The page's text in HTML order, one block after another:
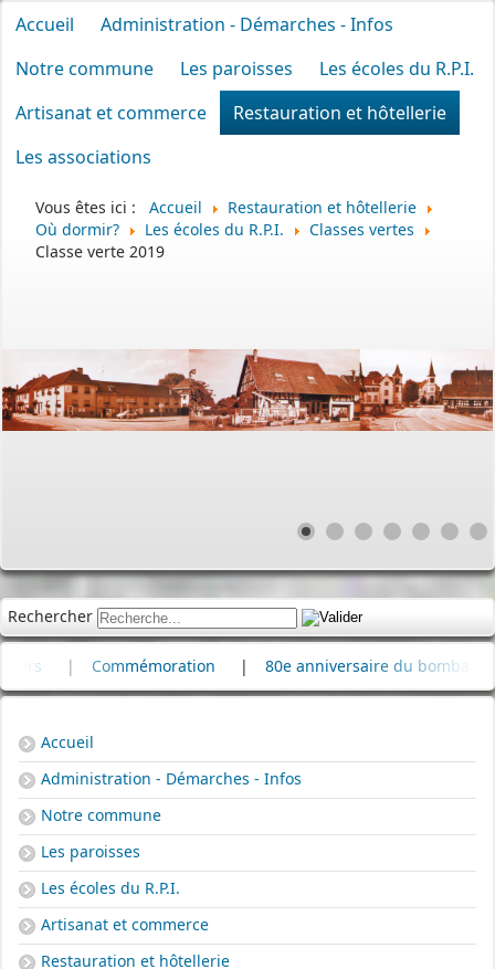
Accueil
Administration - Démarches - Infos
Notre commune
Les paroisses
Les écoles du R.P.I.
Artisanat et commerce
Restauration et hôtellerie
Les associations
Vous êtes ici : Accueil
Restauration et hôtellerie
Où dormir?
Les écoles du R.P.I.
Classes vertes
Classe verte 2019
Rechercher
Commémoration | 80e anniversaire du bombardement
Accueil
Administration - Démarches - Infos
Notre commune
Les paroisses
Les écoles du R.P.I.
Artisanat et commerce
Restauration et hôtellerie